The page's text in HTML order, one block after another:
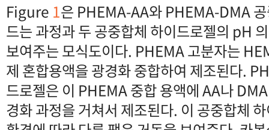
Figure 1은 PHEMA-AA와 PHEMA-DMA
드는 과정과 두 공중합체 하이드로젤의 pH
보여주는 모식도이다. PHEMA 고분자는
제 혼합용액을 광경화 중합하여 제조된다.
드로젤은 이 PHEMA 중합 용액에 AA나
경화 과정을 거쳐서 제조된다. 이 공중합체